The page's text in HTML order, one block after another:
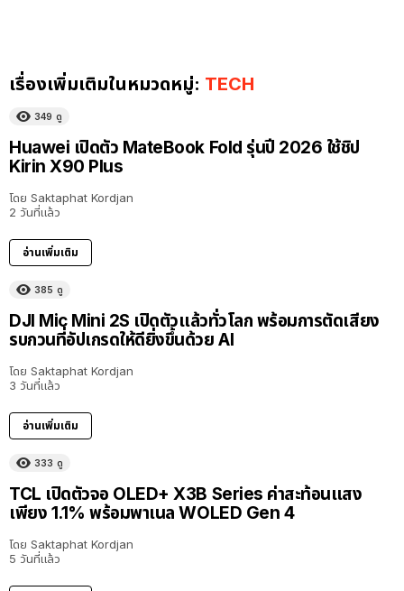
เรื่องเพิ่มเติมในหมวดหมู่: TECH
349 ดู
Huawei เปิดตัว MateBook Fold รุ่นปี 2026 ใช้ชิป
Kirin X90 Plus
โดย Saktaphat Kordjan
2 วันที่แล้ว
อ่านเพิ่มเติม
385 ดู
DJI Mic Mini 2S เปิดตัวแล้วทั่วโลก พร้อมการตัดเสียง
รบกวนที่อัปเกรดให้ดียิ่งขึ้นด้วย AI
โดย Saktaphat Kordjan
3 วันที่แล้ว
อ่านเพิ่มเติม
333 ดู
TCL เปิดตัวจอ OLED+ X3B Series ค่าสะท้อนแสง
เพียง 1.1% พร้อมพาเนล WOLED Gen 4
โดย Saktaphat Kordjan
5 วันที่แล้ว